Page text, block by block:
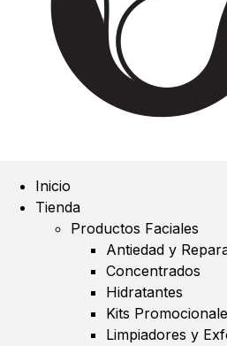
Inicio
Tienda
Productos Faciales
Antiedad y
Concentrados
Hidratantes
Kits
Limpiadores y